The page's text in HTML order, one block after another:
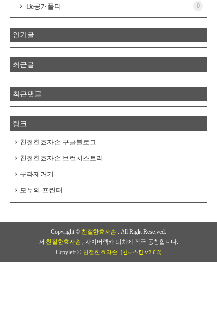
Be공개폴더 0
인기글
최근글
최근댓글
링크
친절한효자손 구글블로그
친절한효자손 브런치스토리
구라제거기
모두의 프린터
Copyright © 친절한효자손
. All Right Reserved.
저 친절한효자손
, 사이버렉카 퇴치에 적극 동참합니다.
Copyleft © 친절한효자손 (친효스킨 v2.6.3)